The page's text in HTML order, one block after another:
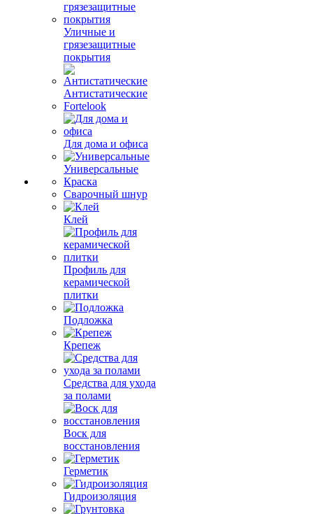
Уличные и
грязезащитные
покрытия
Антистатические
Fortelook
Для дома и офиса
Универсальные
Краска
Сварочный шнур
Клей
Профиль для
керамической
плитки
Подложка
Крепеж
Средства для ухода
за полами
Воск для
восстановления
Герметик
Гидроизоляция